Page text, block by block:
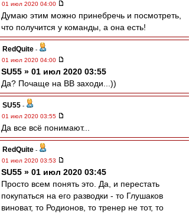
01 июл 2020 04:00
Думаю этим можно принебречь и посмотреть,
что получится у команды, а она есть!
RedQuite -
01 июл 2020 04:00
SU55 » 01 июл 2020 03:55
Да? Почаще на ВВ заходи...))
SU55 -
01 июл 2020 03:55
Да все всë понимают...
RedQuite -
01 июл 2020 03:53
SU55 » 01 июл 2020 03:45
Просто всем понять это. Да, и перестать
покупаться на его разводки - то Глушаков
виноват, то Родионов, то тренер не тот, то